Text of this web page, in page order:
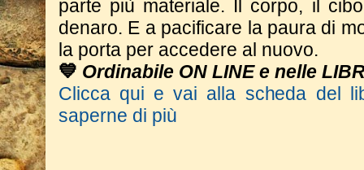
parte più materiale. Il corpo, il
denaro. E a pacificare la paura di
la porta per accedere al nuovo.
💙 Ordinabile ON LINE e nelle
Clicca qui e vai alla scheda del
saperne di più